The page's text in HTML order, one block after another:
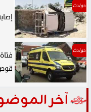
حوادث
إصابة 8 أشخاص في تصادم
حوادث
آخر